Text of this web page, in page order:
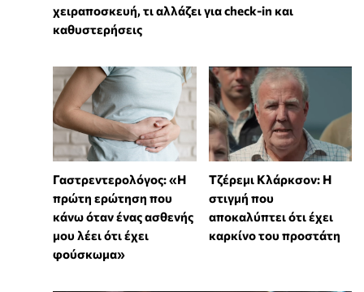
χειραποσκευή, τι αλλάζει για check-in και
καθυστερήσεις
Γαστρεντερολόγος: «Η
πρώτη ερώτηση που
κάνω όταν ένας ασθενής
μου λέει ότι έχει
φούσκωμα»
Τζέρεμι Κλάρκσον: Η
στιγμή που
αποκαλύπτει ότι έχει
καρκίνο του προστάτη